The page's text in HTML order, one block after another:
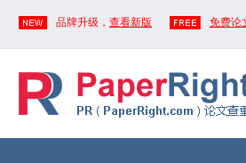
品牌升级， 查看新版 免费论